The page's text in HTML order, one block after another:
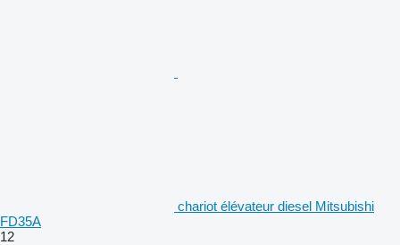
chariot élévateur diesel Mitsubishi
FD35A
12